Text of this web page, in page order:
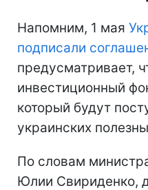
Напомним, 1 мая
подписали
предусматривает,
инвестиционный
который будут
украинских
По словам
Юлии Свириденко,